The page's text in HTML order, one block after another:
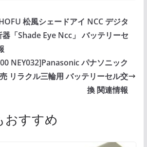
松風シェードアイ NCC デジタ
「Shade Eye Ncc」 バッテリーセ
NEY032]Panasonic パナソニック
リラクル三輪用 バッテリーセル交
換 関連情報
おすすめ